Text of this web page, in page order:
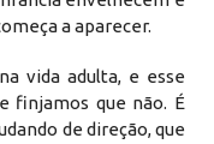
a aparecer.
vida adulta, e esse
finjamos que não. É
de direção, que